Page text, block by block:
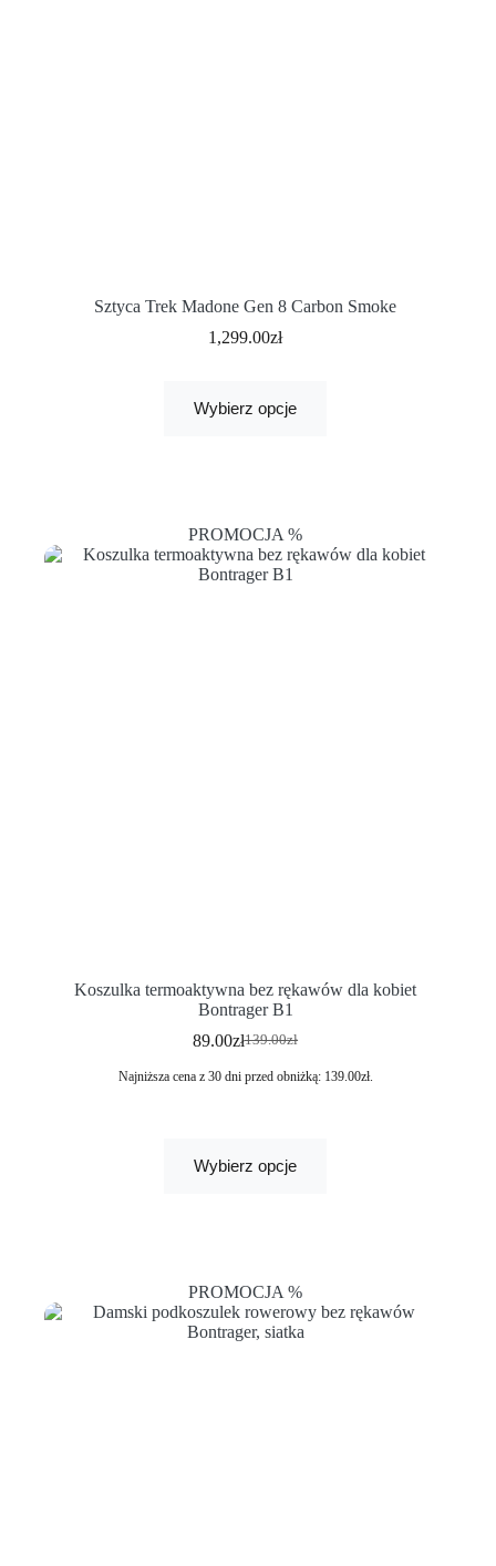
Sztyca Trek Madone Gen 8 Carbon Smoke
1,299.00zł
Wybierz opcje
PROMOCJA %
Koszulka termoaktywna bez rękawów dla kobiet
Bontrager B1
139.00zł
89.00zł
Najniższa cena z 30 dni przed obniżką: 139.00zł.
Wybierz opcje
PROMOCJA %